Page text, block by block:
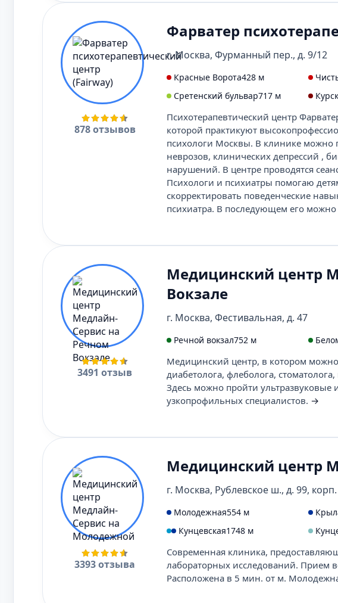
878 отзывов
Фарватер
г. Москва, Фурманный пер., д. 9/12
Красные Ворота428 м
Сретенский бульвар717 м
Психотерапевтический центр
которой практикуют
психологи Москвы. В клинике можно
неврозов, клинических депрессий ,
нарушений. В центре проводятся
Психологи и психиатры помогаю
скорректировать поведенческие
психиатра. В последующем его можно
3491 отзыв
Медицинский центр
Вокзале
г. Москва, Фестивальная, д. 47
Речной вокзал752 м
Медицинский центр, в котором
диабетолога, флеболога,
Здесь можно пройти ультразвуковые
узкопрофильных специалистов. →
3393 отзыва
Медицинский центр
г. Москва, Рублевское ш., д. 99, корп.
Молодежная554 м
Кунцевская1748 м
Современная клиника,
лабораторных исследований. Прием
Расположена в 5 мин. от м.